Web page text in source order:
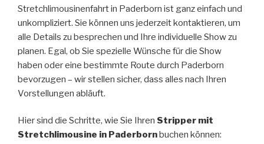
Stretchlimousinenfahrt in Paderborn ist ganz einfach und
unkompliziert. Sie können uns jederzeit kontaktieren, um
alle Details zu besprechen und Ihre individuelle Show zu
planen. Egal, ob Sie spezielle Wünsche für die Show
haben oder eine bestimmte Route durch Paderborn
bevorzugen – wir stellen sicher, dass alles nach Ihren
Vorstellungen abläuft.
Hier sind die Schritte, wie Sie Ihren Stripper mit
Stretchlimousine in Paderbornbuchen können: